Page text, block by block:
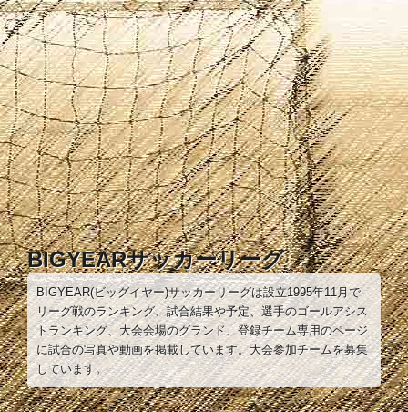
コ
ン
テ
ン
ツ
へ
ス
キ
ッ
プ
BIGYEARサッカーリーグ
BIGYEAR(ビッグイヤー)サッカーリーグは設立1995年11月で
リーグ戦のランキング、試合結果や予定、選手のゴールアシス
トランキング、大会会場のグランド、登録チーム専用のページ
に試合の写真や動画を掲載しています。大会参加チームを募集
しています。